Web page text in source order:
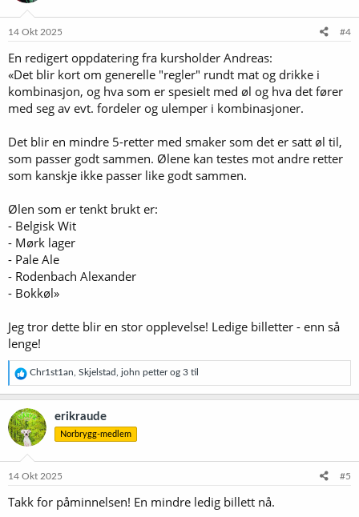
o
e
:
14 Okt 2025 #4
En redigert oppdatering fra kursholder Andreas:
«Det blir kort om generelle "regler" rundt mat og drikke i
kombinasjon, og hva som er spesielt med øl og hva det fører
med seg av evt. fordeler og ulemper i kombinasjoner.
Det blir en mindre 5-retter med smaker som det er satt øl til,
som passer godt sammen. Ølene kan testes mot andre retter
som kanskje ikke passer like godt sammen.
Ølen som er tenkt brukt er:
- Belgisk Wit
- Mørk lager
- Pale Ale
- Rodenbach Alexander
- Bokkøl»
Jeg tror dette blir en stor opplevelse! Ledige billetter - enn så
lenge!
R
e
a
k
s
j
o
e
:
Chr1st1an Skjelstad john petterog 3 til
erikraude
Norbrygg-medlem
14 Okt 2025 #5
Takk for påminnelsen! En mindre ledig billett nå.